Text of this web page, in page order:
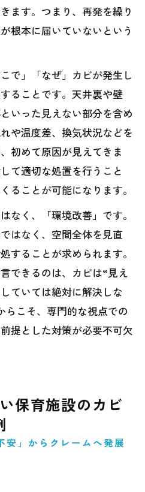
ます。つまり、再発を繰り
根本に届いていないという
で」「なぜ」カビが発生し
ることです。天井裏や壁
いった見えない部分を含め
や温度差、換気状況などを
初めて原因が見えてきま
て適切な処置を行うこと
ることが可能になります。
なく、「環境改善」です。
はなく、空間全体を見直
することが求められます。
できるのは、カビは“見え
ていては絶対に解決しな
らこそ、専門的な視点での
提とした対策が必要不可欠
保育施設のカビ
安」からクレームへ発展